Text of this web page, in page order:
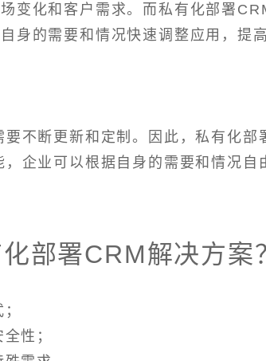
变化和客户需求。而私有化部署
身的需要和情况快速调整应用，提
不断更新和定制。因此，私有化部
企业可以根据自身的需要和情况自
部署CRM解决方案
性；